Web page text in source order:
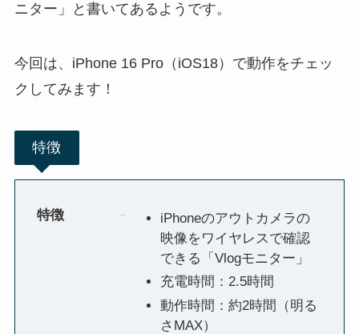
ニター」と書いてあるようです。
今回は、iPhone 16 Pro（iOS18）で動作をチェッ
クしてみます！
特徴
特徴
iPhoneのアウトカメラの
映像をワイヤレスで確認
できる「Vlogモニター」
充電時間：2.5時間
動作時間：約2時間（明る
さMAX）